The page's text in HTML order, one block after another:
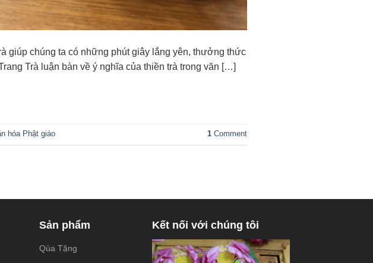
giúp chúng ta có những phút giây lắng yên, thưởng thức
Trà luận bàn về ý nghĩa của thiền trà trong văn […]
hóa Phật giáo 1 Comment
Sản phẩm
Qùa Tặng
Kết nối với chúng tôi